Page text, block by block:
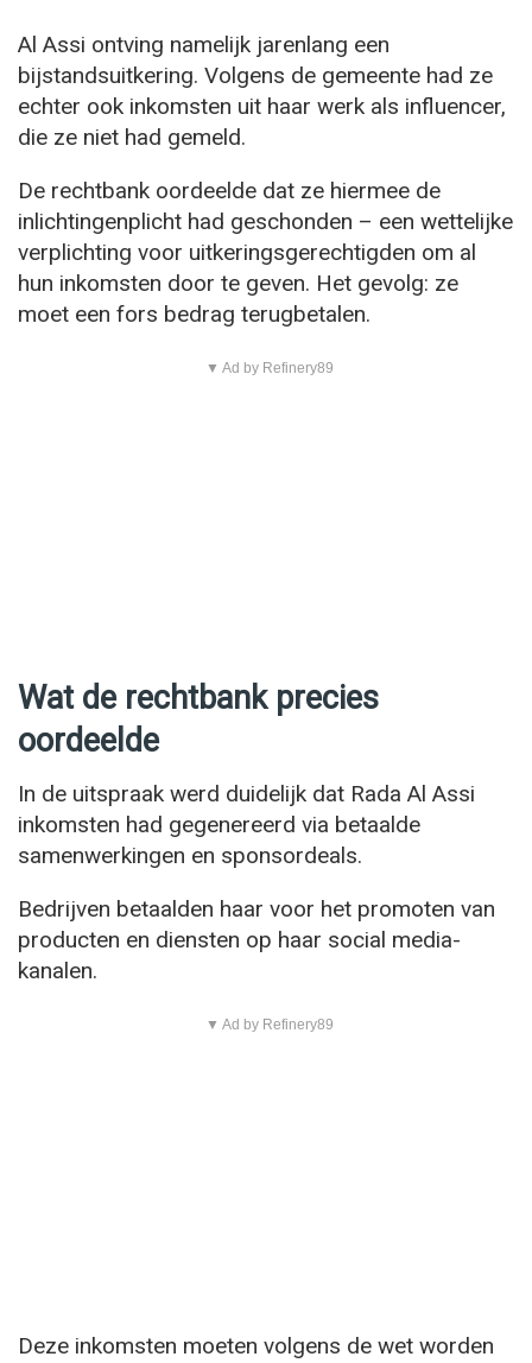
Al Assi ontving namelijk jarenlang een
bijstandsuitkering. Volgens de gemeente had ze
echter ook inkomsten uit haar werk als influencer,
die ze niet had gemeld.
De rechtbank oordeelde dat ze hiermee de
inlichtingenplicht had geschonden – een wettelijke
verplichting voor uitkeringsgerechtigden om al
hun inkomsten door te geven. Het gevolg: ze
moet een fors bedrag terugbetalen.
▼ Ad by Refinery89
Wat de rechtbank precies
oordeelde
In de uitspraak werd duidelijk dat Rada Al Assi
inkomsten had gegenereerd via betaalde
samenwerkingen en sponsordeals.
Bedrijven betaalden haar voor het promoten van
producten en diensten op haar social media-
kanalen.
▼ Ad by Refinery89
Deze inkomsten moeten volgens de wet worden